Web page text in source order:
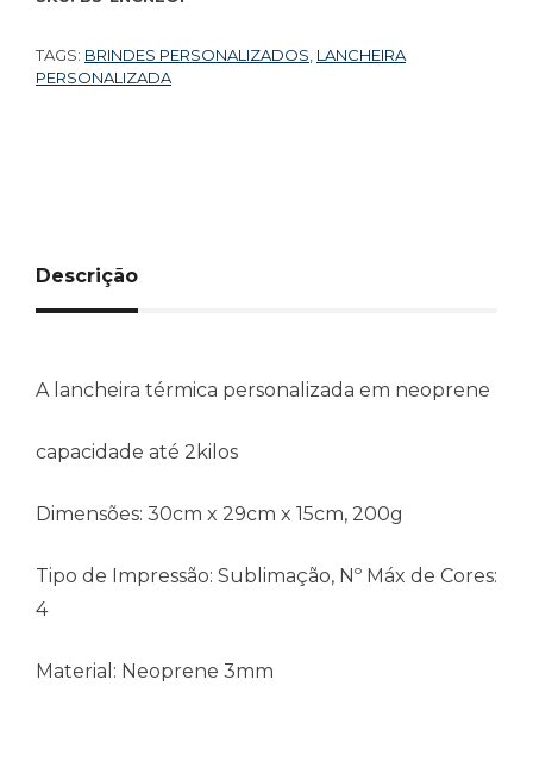
TAGS: BRINDES PERSONALIZADOS LANCHEIRA
PERSONALIZADA
Descrição
A lancheira térmica personalizada em neoprene
capacidade até 2kilos
Dimensões: 30cm x 29cm x 15cm, 200g
Tipo de Impressão: Sublimação, Nº Máx de Cores:
4
Material: Neoprene 3mm